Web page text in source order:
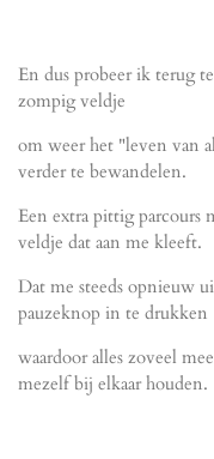
En dus probeer ik terug
zompig veldje
om weer het "leven van
verder te bewandelen.
Een extra pittig parcours
veldje dat aan me kleeft.
Dat me steeds opnieuw
pauzeknop in te drukken
waardoor alles zoveel
mezelf bij elkaar houden.